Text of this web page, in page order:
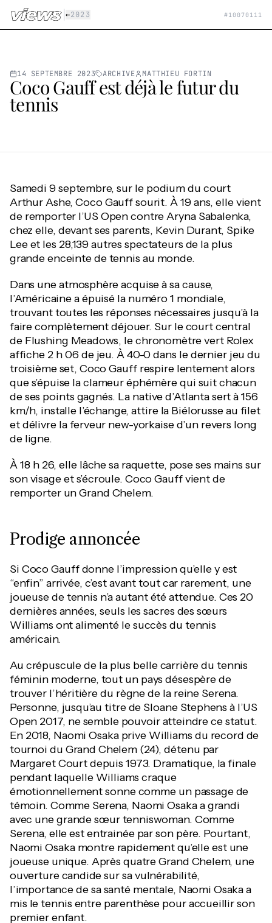
Aller au contenu principal
←2023 # 10070111
14 SEPTEMBRE 2023 ARCHIVE MATTHIEU FORTIN
Coco Gauff est déjà le futur du
tennis
Samedi 9 septembre, sur le podium du court
Arthur Ashe, Coco Gauff sourit. À 19 ans, elle vient
de remporter l’US Open contre Aryna Sabalenka,
chez elle, devant ses parents, Kevin Durant, Spike
Lee et les 28,139 autres spectateurs de la plus
grande enceinte de tennis au monde.
Dans une atmosphère acquise à sa cause,
l’Américaine a épuisé la numéro 1 mondiale,
trouvant toutes les réponses nécessaires jusqu’à la
faire complètement déjouer. Sur le court central
de Flushing Meadows, le chronomètre vert Rolex
affiche 2 h 06 de jeu. À 40-0 dans le dernier jeu du
troisième set, Coco Gauff respire lentement alors
que s’épuise la clameur éphémère qui suit chacun
de ses points gagnés. La native d’Atlanta sert à 156
km/h, installe l’échange, attire la Biélorusse au filet
et délivre la ferveur new-yorkaise d’un revers long
de ligne.
À 18 h 26, elle lâche sa raquette, pose ses mains sur
son visage et s’écroule. Coco Gauff vient de
remporter un Grand Chelem.
Prodige annoncée
Si Coco Gauff donne l’impression qu’elle y est
“enfin” arrivée, c’est avant tout car rarement, une
joueuse de tennis n’a autant été attendue. Ces 20
dernières années, seuls les sacres des sœurs
Williams ont alimenté le succès du tennis
américain.
Au crépuscule de la plus belle carrière du tennis
féminin moderne, tout un pays désespère de
trouver l’héritière du règne de la reine Serena.
Personne, jusqu’au titre de Sloane Stephens à l’US
Open 2017, ne semble pouvoir atteindre ce statut.
En 2018, Naomi Osaka prive Williams du record de
tournoi du Grand Chelem (24), détenu par
Margaret Court depuis 1973. Dramatique, la finale
pendant laquelle Williams craque
émotionnellement sonne comme un passage de
témoin. Comme Serena, Naomi Osaka a grandi
avec une grande sœur tenniswoman. Comme
Serena, elle est entrainée par son père. Pourtant,
Naomi Osaka montre rapidement qu’elle est une
joueuse unique. Après quatre Grand Chelem, une
ouverture candide sur sa vulnérabilité,
l’importance de sa santé mentale, Naomi Osaka a
mis le tennis entre parenthèse pour accueillir son
premier enfant.